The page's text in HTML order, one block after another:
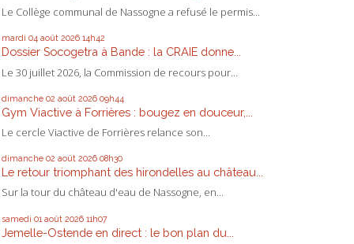
Le Collège communal de Nassogne a refusé le permis...
mardi 04 août 2026 14h42
Dossier Socogetra à Bande : la CRAIE donne...
Le 30 juillet 2026, la Commission de recours pour...
dimanche 02 août 2026 09h44
Gym Viactive à Forrières : bougez en douceur,...
Le cercle Viactive de Forrières relance son...
dimanche 02 août 2026 08h30
Le retour triomphant des hirondelles au château...
Sur la tour du château d'eau de Nassogne, en...
samedi 01 août 2026 11h07
Jemelle-Ostende en direct : le bon plan du...